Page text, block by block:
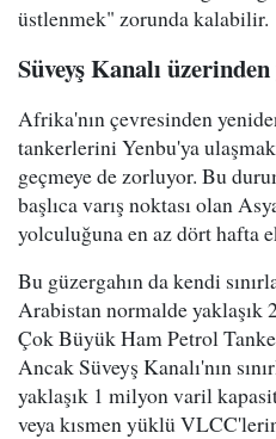
üstlenmek" zorunda kalabilir.
Süveyş Kanalı
Afrika'nın çevresinden
tankerlerini Yenbu'ya
geçmeye de zorluyor. Bu
başlıca varış noktası olan
yolculuğuna en az dört hafta
Bu güzergahın da kendi
Arabistan normalde yaklaşık
Çok Büyük Ham Petrol
Ancak Süveyş Kanalı'nın
yaklaşık 1 milyon varil
veya kısmen yüklü